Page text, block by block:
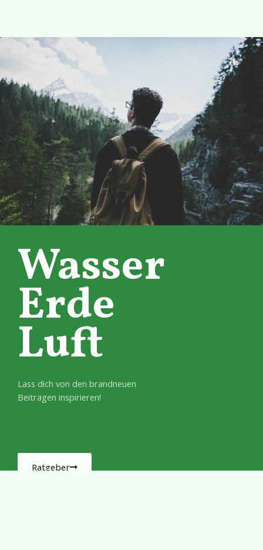
Wasser
Erde
Luft
Lass dich von den brandneuen
Beiträgen inspirieren!
Ratgeber